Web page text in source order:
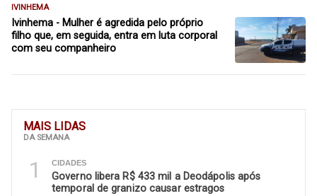
MAIS LIDAS
DA SEMANA
1 CIDADES
Governo libera R$ 433 mil a Deodápolis após
temporal de granizo causar estragos
IVINHEMA
Ivinhema - Mulher é agredida pelo próprio
filho que, em seguida, entra em luta corporal
com seu companheiro